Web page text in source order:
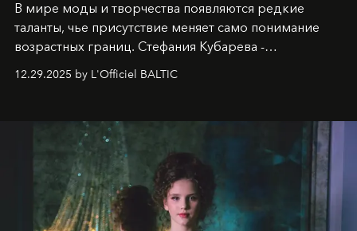
В мире моды и творчества появляются редкие
таланты, чье присутствие меняет само понимание
возрастных границ. Стефания Кубарева -
десятилетняя обладательница невероятной
харизмы, чье имя уже украшает обложки
2025
и LUXIA June 2025, представляет собой
уникальное явление современной культуры.
12.29.2025 by L'Officiel BALTIC